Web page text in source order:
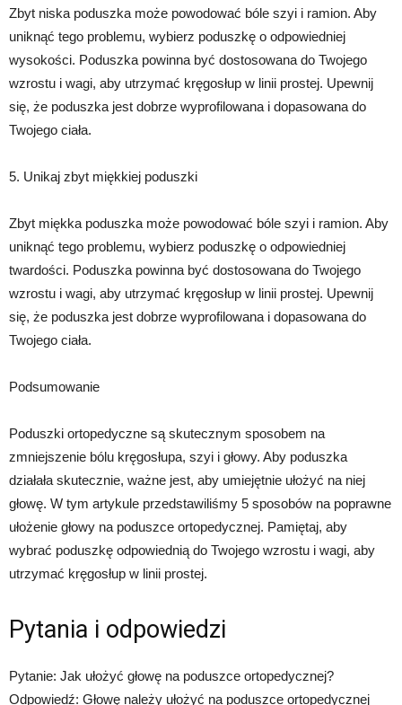
Zbyt niska poduszka może powodować bóle szyi i ramion. Aby
uniknąć tego problemu, wybierz poduszkę o odpowiedniej
wysokości. Poduszka powinna być dostosowana do Twojego
wzrostu i wagi, aby utrzymać kręgosłup w linii prostej. Upewnij
się, że poduszka jest dobrze wyprofilowana i dopasowana do
Twojego ciała.
5. Unikaj zbyt miękkiej poduszki
Zbyt miękka poduszka może powodować bóle szyi i ramion. Aby
uniknąć tego problemu, wybierz poduszkę o odpowiedniej
twardości. Poduszka powinna być dostosowana do Twojego
wzrostu i wagi, aby utrzymać kręgosłup w linii prostej. Upewnij
się, że poduszka jest dobrze wyprofilowana i dopasowana do
Twojego ciała.
Podsumowanie
Poduszki ortopedyczne są skutecznym sposobem na
zmniejszenie bólu kręgosłupa, szyi i głowy. Aby poduszka
działała skutecznie, ważne jest, aby umiejętnie ułożyć na niej
głowę. W tym artykule przedstawiliśmy 5 sposobów na poprawne
ułożenie głowy na poduszce ortopedycznej. Pamiętaj, aby
wybrać poduszkę odpowiednią do Twojego wzrostu i wagi, aby
utrzymać kręgosłup w linii prostej.
Pytania i odpowiedzi
Pytanie: Jak ułożyć głowę na poduszce ortopedycznej?
Odpowiedź: Głowę należy ułożyć na poduszce ortopedycznej